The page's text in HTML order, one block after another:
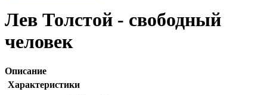
Лев Толстой - свободный
человек
Описание
Характеристики